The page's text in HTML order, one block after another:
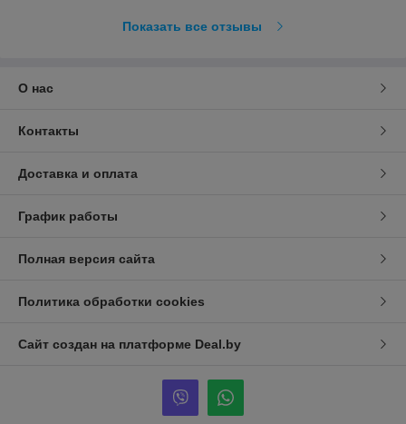
Показать все отзывы
О нас
Контакты
Доставка и оплата
График работы
Полная версия сайта
Политика обработки cookies
Сайт создан на платформе Deal.by